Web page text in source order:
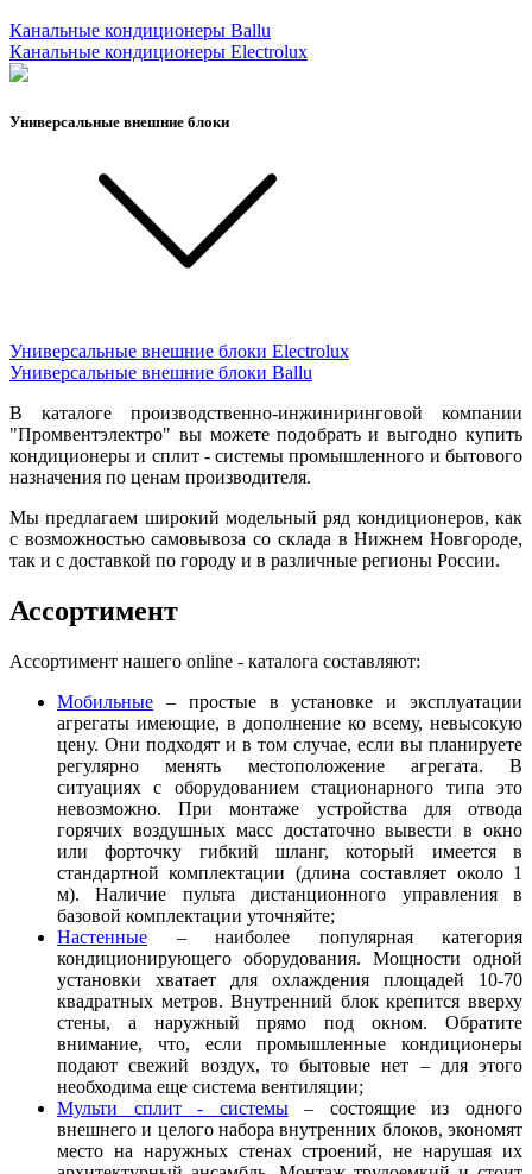
Канальные кондиционеры Ballu
Канальные кондиционеры Electrolux
Универсальные внешние блоки
Универсальные внешние блоки Electrolux
Универсальные внешние блоки Ballu
В каталоге производственно-инжиниринговой компании
"Промвентэлектро" вы можете подобрать и выгодно купить
кондиционеры и сплит - системы промышленного и бытового
назначения по ценам производителя.
Мы предлагаем широкий модельный ряд кондиционеров, как
с возможностью самовывоза со склада в Нижнем Новгороде,
так и с доставкой по городу и в различные регионы России.
Ассортимент
Ассортимент нашего online - каталога составляют:
Мобильные – простые в установке и эксплуатации
агрегаты имеющие, в дополнение ко всему, невысокую
цену. Они подходят и в том случае, если вы планируете
регулярно менять местоположение агрегата. В
ситуациях с оборудованием стационарного типа это
невозможно. При монтаже устройства для отвода
горячих воздушных масс достаточно вывести в окно
или форточку гибкий шланг, который имеется в
стандартной комплектации (длина составляет около 1
м). Наличие пульта дистанционного управления в
базовой комплектации уточняйте;
Настенные – наиболее популярная категория
кондиционирующего оборудования. Мощности одной
установки хватает для охлаждения площадей 10-70
квадратных метров. Внутренний блок крепится вверху
стены, а наружный прямо под окном. Обратите
внимание, что, если промышленные кондиционеры
подают свежий воздух, то бытовые нет – для этого
необходима еще система вентиляции;
Мульти сплит - системы– состоящие из одного
внешнего и целого набора внутренних блоков, экономят
место на наружных стенах строений, не нарушая их